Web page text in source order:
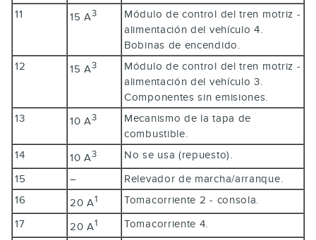
11
15 A3
Módulo de control del tren motriz -
alimentación del vehículo 4.
Bobinas de encendido.
12
15 A3
Módulo de control del tren motriz -
alimentación del vehículo 3.
Componentes sin emisiones.
13
10 A3
Mecanismo de la tapa de
combustible.
14
10 A3
No se usa (repuesto).
15
–
Relevador de marcha/arranque.
16
20 A1
Tomacorriente 2 - consola.
17
20 A1
Tomacorriente 4.